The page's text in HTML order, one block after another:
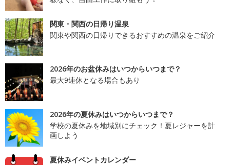
関東・関西の日帰り温泉
関東や関西の日帰りできるおすすめの温泉をご紹介
2026年のお盆休みはいつからいつまで？
最大9連休となる場合もあり
2026年の夏休みはいつからいつまで？
学校の夏休みを地域別にチェック！夏レジャーを計
画しよう
夏休みイベントカレンダー